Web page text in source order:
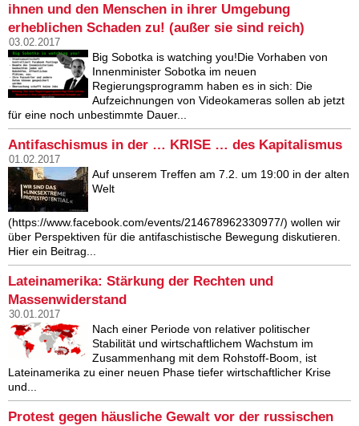
ihnen und den Menschen in ihrer Umgebung
erheblichen Schaden zu! (außer sie sind reich)
03.02.2017
Big Sobotka is watching you!Die Vorhaben von
Innenminister Sobotka im neuen
Regierungsprogramm haben es in sich: Die
Aufzeichnungen von Videokameras sollen ab jetzt
für eine noch unbestimmte Dauer...
Antifaschismus in der … KRISE … des Kapitalismus
01.02.2017
Auf unserem Treffen am 7.2. um 19:00 in der alten
Welt
(https://www.facebook.com/events/214678962330977/) wollen wir
über Perspektiven für die antifaschistische Bewegung diskutieren.
Hier ein Beitrag...
Lateinamerika: Stärkung der Rechten und
Massenwiderstand
30.01.2017
Nach einer Periode von relativer politischer
Stabilität und wirtschaftlichem Wachstum im
Zusammenhang mit dem Rohstoff-Boom, ist
Lateinamerika zu einer neuen Phase tiefer wirtschaftlicher Krise
und...
Protest gegen häusliche Gewalt vor der russischen